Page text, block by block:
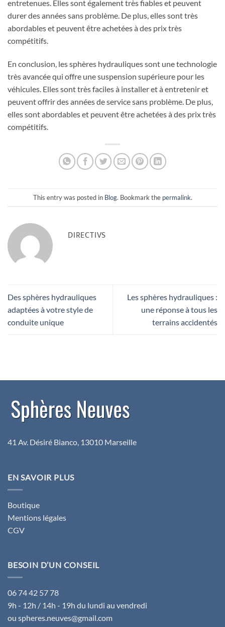
entretenues. Elles sont également très fiables et peuvent
durer des années sans problème. De plus, elles sont très
abordables et peuvent être achetées à des prix très
compétitifs.
En conclusion, les sphères hydrauliques sont une technologie
très avancée qui offre une suspension supérieure pour les
véhicules. Elles sont très faciles à installer et à entretenir et
peuvent offrir des années de service sans problème. De plus,
elles sont abordables et peuvent être achetées à des prix très
compétitifs.
This entry was posted in Blog. Bookmark the permalink.
DIRECTIVS
Des sphères hydrauliques
adaptées à votre style de
conduite unique
Les sphères hydrauliques :
une réponse à tous les
terrains accidentés
41 Av. Désiré Bianco, 13010 Marseille
EN SAVOIR PLUS
Boutique
Mentions légales
CGV
BESOIN D’UN CONSEIL
06 74 42 57 78
9h - 12h / 14h - 19h du lundi au vendredi
ou spheres.neuves@gmail.com